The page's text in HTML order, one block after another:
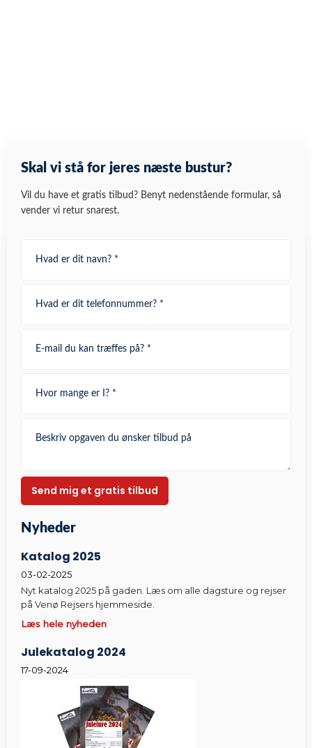
Skal vi stå for jeres næste bustur?
Vil du have et gratis tilbud? Benyt nedenstående formular, så
vender vi retur snarest.
Nyheder​
Katalog 2025
03-02-2025
Nyt katalog 2025 på gaden. Læs om alle dagsture og rejser
på Venø Rejsers hjemmeside.
Læs hele nyheden
Julekatalog 2024
17-09-2024